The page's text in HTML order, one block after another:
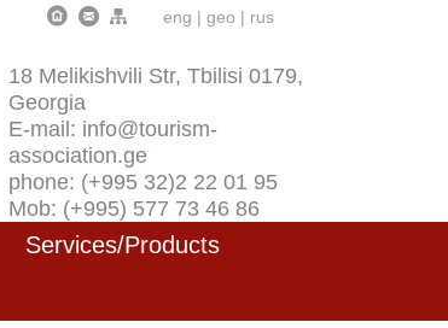
eng | geo | rus
18 Melikishvili Str, Tbilisi 0179,
Georgia
E-mail: info@tourism-
association.ge
phone: (+995 32)2 22 01 95
Mob: (+995) 577 73 46 86
Services/Products